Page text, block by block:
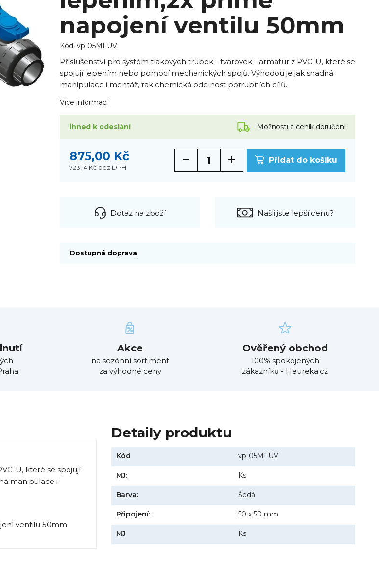
napojení ventilu 50mm
Kód: vp-05MFUV
Příslušenství pro systém tlakových trubek - tvarovek - armatur z PVC-U, které se
spojují lepením nebo pomocí mechanických spojů. Výhodou je jak snadná
manipulace i montáž, tak chemická odolnost potrubních dílů.
Více informací
ihned k odeslání Možnosti a ceník doručení
875,00 Kč
723,14 Kč bez DPH
Přidat do košíku
Dotaz na zboží Našli jste lepší cenu?
Dostupná doprava
Akce
na sezónní sortiment
za výhodné ceny
Ověřený obchod
100% spokojených
zákazníků - Heureka.cz
U, které se spojují
manipulace i
Detaily produktu
Kód vp-05MFUV
MJ: Ks
Barva: Šedá
Připojení: 50 x 50 mm
MJ Ks